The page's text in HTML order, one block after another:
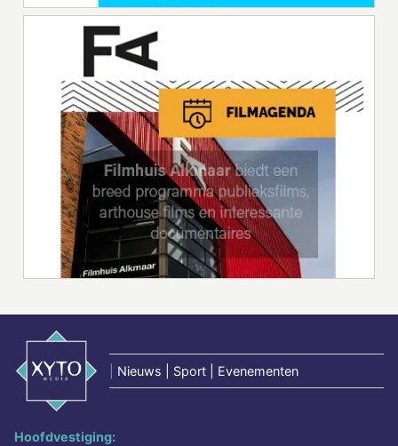
Nieuws | Sport | Evenementen
Hoofdvestiging: